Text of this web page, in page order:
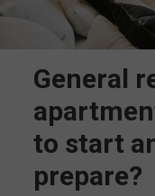
General
to start
prepare?